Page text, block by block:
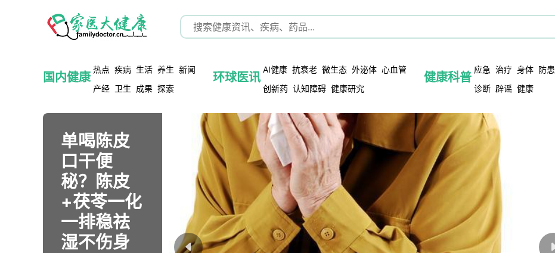
国内健康
热点 疾病 生活 养生 新闻
产经 卫生 成果 探索
环球医讯
AI健康 抗衰老 微生态 外泌体 心血管
创新药 认知障碍 健康研究
健康科普
应急 治疗 身体 防患
诊断 辟谣 健康
硬扛高温
vs猛吹空
调？老人
三伏天两
大误区正
在毁掉健
单喝陈皮
口干便
秘？陈皮
+茯苓一化
一排稳祛
湿不伤身
别再瞎热
敷！一敷
就错的真
相90%人
不知道
猫癣疥螨
跳蚤正悄
悄盯上你
家！这3种
病别等中
招才后悔
今晚起用
这3个动作
吃夜宵！
告别又馋
又怕胖的
深夜焦虑
汗出越多
越伤身？
三伏天暴
汗排毒的
真相太扎
心
降糖减重
创新药落
地广州，
广州大叔
的代谢逆
袭真发生
胸一大一
小别急着
慌！真相
就藏在这3
个细节
里？
以为能
吃，其实
可能“有
毒”！专家
提示这7种
食物要注